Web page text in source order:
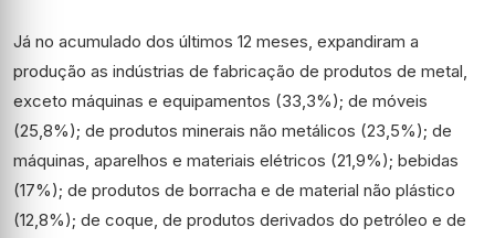
Já no acumulado dos últimos 12 meses, expandiram a
produção as indústrias de fabricação de produtos de metal,
exceto máquinas e equipamentos (33,3%); de móveis
(25,8%); de produtos minerais não metálicos (23,5%); de
máquinas, aparelhos e materiais elétricos (21,9%); bebidas
(17%); de produtos de borracha e de material não plástico
(12,8%); de coque, de produtos derivados do petróleo e de